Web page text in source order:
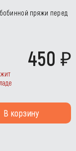
пряжи перед
450
В корзину